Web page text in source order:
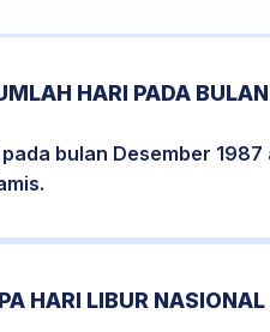
HARI PADA
bulan Desember 1987
HARI LIBUR